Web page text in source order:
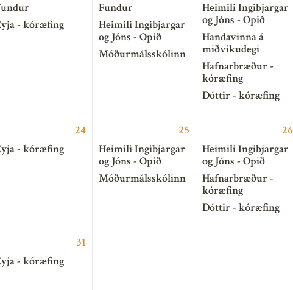
- kóræfing
Fundur
Heimili Ingibjargar
og Jóns - Opið
Móðurmálsskólinn
Heimili Ingibjargar
og Jóns - Opið
Handavinna á
miðvikudegi
Hafnarbræður -
kóræfing
Dóttir - kóræfing
24
- kóræfing
25
Heimili Ingibjargar
og Jóns - Opið
Móðurmálsskólinn
26
Heimili Ingibjargar
og Jóns - Opið
Hafnarbræður -
kóræfing
Dóttir - kóræfing
31
- kóræfing